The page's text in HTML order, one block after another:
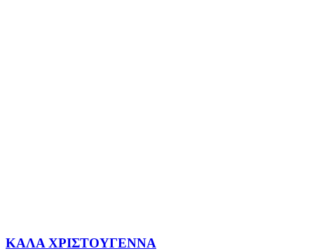
ΚΑΛΑ ΧΡΙΣΤΟΥΓΕΝΝΑ